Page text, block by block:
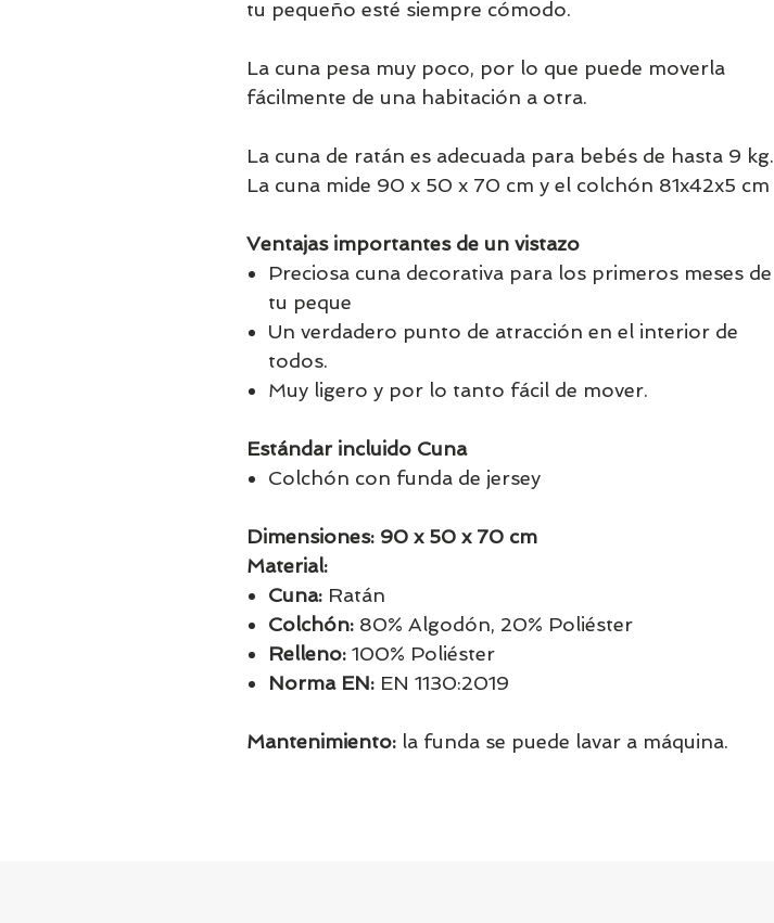
tu pequeño esté siempre cómodo.
La cuna pesa muy poco, por lo que puede moverla
fácilmente de una habitación a otra.
La cuna de ratán es adecuada para bebés de hasta 9 kg.
La cuna mide 90 x 50 x 70 cm y el colchón 81x42x5 cm
Ventajas importantes de un vistazo
Preciosa cuna decorativa para los primeros meses de
tu peque
Un verdadero punto de atracción en el interior de
todos.
Muy ligero y por lo tanto fácil de mover.
Estándar incluido Cuna
Colchón con funda de jersey
Dimensiones: 90 x 50 x 70 cm
Material:
Cuna: Ratán
Colchón: 80% Algodón, 20% Poliéster
Relleno: 100% Poliéster
Norma EN: EN 1130:2019
Mantenimiento: la funda se puede lavar a máquina.